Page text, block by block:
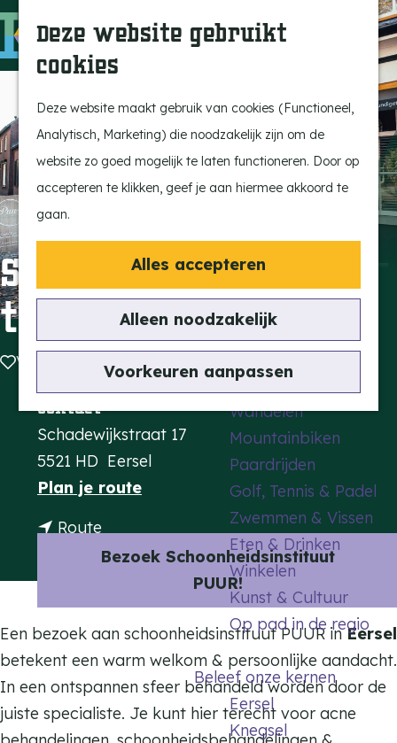
Deze website gebruikt
cookies
Deze website maakt gebruik van cookies (Functioneel,
Analytisch, Marketing) die noodzakelijk zijn om de
website zo goed mogelijk te laten functioneren. Door op
accepteren te klikken, geef je aan hiermee akkoord te
gaan.
Alles accepteren
Alleen noodzakelijk
Voorkeuren aanpassen
G
n
a
a
r
d
e
h
o
m
e
a
v
i
e
o
a
M
Laat je inspireren
Actief beleven
Ervaar het échte
dorpsgevoel
Natuurgebieden
Vind je activiteit
Uitagenda
Tentoonstellingen &
Expositie
Fietsen
Wandelen
Mountainbiken
Paardrijden
Golf, Tennis & Padel
Zwemmen & Vissen
Eten & Drinken
Winkelen
Kunst & Cultuur
Op pad in de regio
Beleef onze kernen
Eersel
Knegsel
Schoonheidsinstituu
t PUUR
Voeg toe als favoriet
Voeg toe als favoriet
Contact
Schadewijkstraat 17
5521 HD Eersel
Plan je routen
a
r
h
o
o
n
Route
a
r
S
c
h
o
Bezoek Schoonheidsinstituut
PUUR!
Een bezoek aan schoonheidsinstituut PUUR inEersel
betekent een warm welkom & persoonlijke aandacht.
In een ontspannen sfeer behandeld worden door de
juiste specialiste. Je kunt hier terecht voor acne